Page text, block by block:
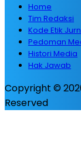
Home
Tim Redaksi
Kode Etik
Pedoman
Histori Media
Hak Jawab
Copyright ©
Reserved